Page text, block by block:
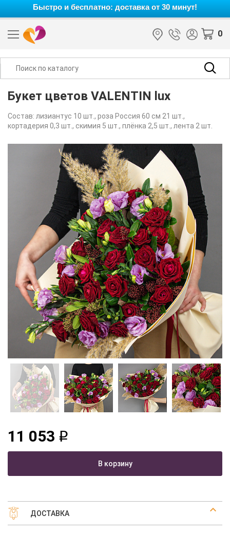
Быстро и бесплатно: доставка от 30 минут!
0
Букет цветов VALENTIN lux
Состав: лизиантус 10 шт., роза Россия 60 см 21 шт.,
кортадерия 0,3 шт., скимия 5 шт., плёнка 2,5 шт., лента 2 шт.
11 053 q
В корзину
ДОСТАВКА